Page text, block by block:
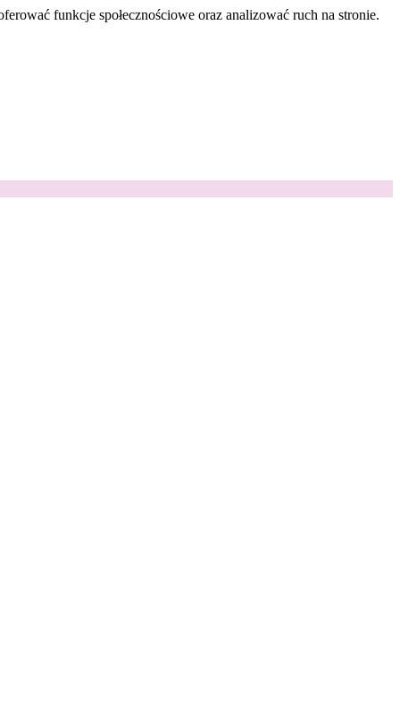
funkcje społecznościowe oraz analizować ruch na stronie.